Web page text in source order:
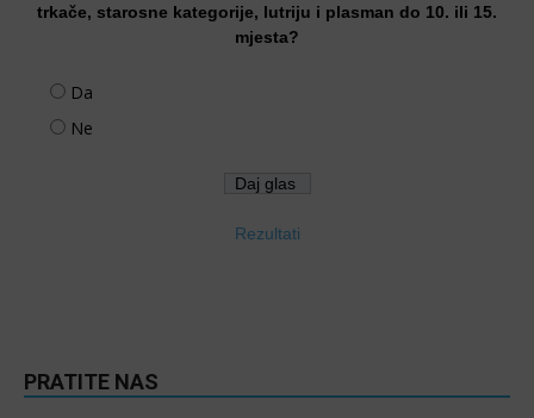
trkače, starosne kategorije, lutriju i plasman do 10. ili 15.
mjesta?
Da
Ne
Rezultati
PRATITE NAS